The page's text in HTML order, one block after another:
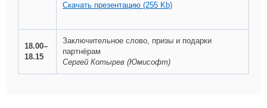
Скачать презентацию (255 Kb)
18.00–
18.15
Заключительное слово, призы и подарки
партнёрам
Сергей Котырев (Юмисофт)